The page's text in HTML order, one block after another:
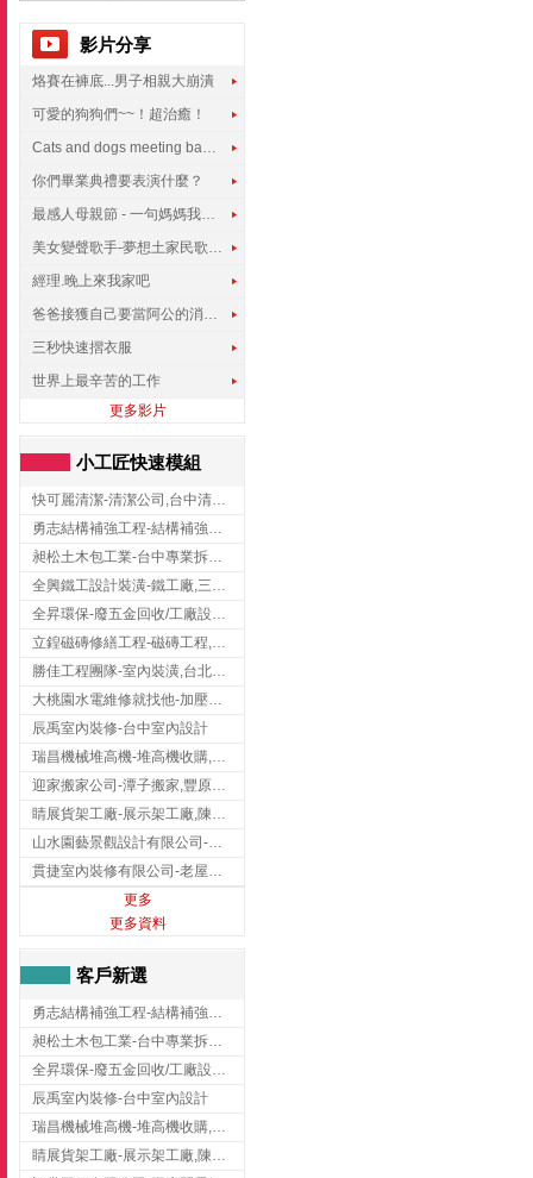
影片分享
烙賽在褲底...男子相親大崩潰
可愛的狗狗們~~！超治癒！
Cats and dogs meeting babies for the first time
你們畢業典禮要表演什麼？
最感人母親節 - 一句媽媽我愛你
美女變聲歌手-夢想土家民歌傳遍世界
經理.晚上來我家吧
爸爸接獲自己要當阿公的消息，反應史上最可愛!!!
三秒快速摺衣服
世界上最辛苦的工作
更多影片
小工匠快速模組
快可麗清潔-清潔公司,台中清潔公司,台中居家清潔
勇志結構補強工程-結構補強工程 ,桃園結構補強工程,龍潭結構補強工程
昶松土木包工業-台中專業拆除工程/挖土機出租
全興鐵工設計裝潢-鐵工廠,三峽鐵工廠,台北鐵工廠
全昇環保-廢五金回收/工廠設備收購/機械設備回收/高價收購廠房設備
立鍠磁磚修繕工程-磁磚工程,磁磚修補,新竹磁磚工程
勝佳工程團隊-室內裝潢,台北房屋裝修,三重室內裝修
大桃園水電維修就找他-加壓馬達,抽水馬達,桃園水電行,中壢水電
辰禹室內裝修-台中室內設計
瑞昌機械堆高機-堆高機收購,新北市堆高機,桃園堆高機
迎家搬家公司-潭子搬家,豐原搬家,大雅搬家,大甲搬家,台中推薦搬家,台中搬家
睛展貨架工廠-展示架工廠,陳列架,台中展示架工廠
山水園藝景觀設計有限公司-景觀工程,景觀設計,新竹園藝工程,新竹景觀設計
貫捷室內裝修有限公司-老屋翻新工程,台中老屋翻新工程,台中舊屋翻新
更多
更多資料
客戶新選
勇志結構補強工程-結構補強工程 ,桃園結構補強工程,龍潭結構補強工程
昶松土木包工業-台中專業拆除工程/挖土機出租
全昇環保-廢五金回收/工廠設備收購/機械設備回收/高價收購廠房設備
辰禹室內裝修-台中室內設計
瑞昌機械堆高機-堆高機收購,新北市堆高機,桃園堆高機
睛展貨架工廠-展示架工廠,陳列架,台中展示架工廠